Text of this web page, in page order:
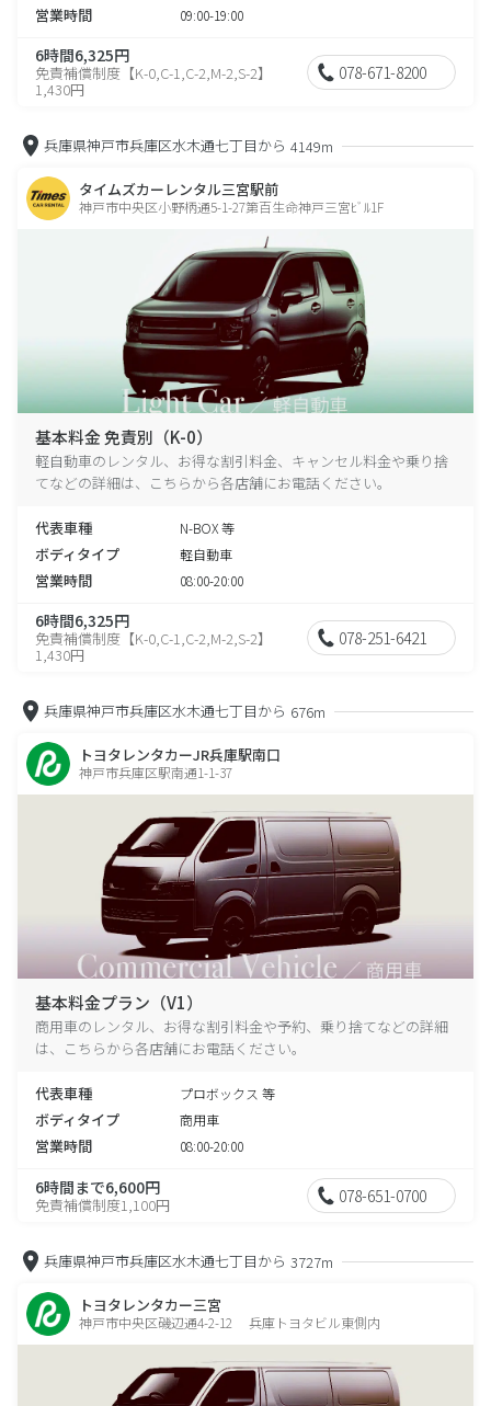
営業時間 09:00-19:00
6時間6,325円
免責補償制度【K-0,C-1,C-2,M-2,S-2】
1,430円
078-671-8200
兵庫県神戸市兵庫区水木通七丁目から 4149m
タイムズカーレンタル三宮駅前
神戸市中央区小野柄通5-1-27第百生命神戸三宮ﾋﾞﾙ1F
基本料金 免責別（K-0）
軽自動車のレンタル、お得な割引料金、キャンセル料金や乗り捨
てなどの詳細は、こちらから各店舗にお電話ください。
代表車種 N-BOX 等
ボディタイプ 軽自動車
営業時間 08:00-20:00
6時間6,325円
免責補償制度【K-0,C-1,C-2,M-2,S-2】
1,430円
078-251-6421
兵庫県神戸市兵庫区水木通七丁目から 676m
トヨタレンタカーJR兵庫駅南口
神戸市兵庫区駅南通1-1-37
基本料金プラン（V1）
商用車のレンタル、お得な割引料金や予約、乗り捨てなどの詳細
は、こちらから各店舗にお電話ください。
代表車種 プロボックス 等
ボディタイプ 商用車
営業時間 08:00-20:00
6時間まで6,600円
免責補償制度1,100円 078-651-0700
兵庫県神戸市兵庫区水木通七丁目から 3727m
トヨタレンタカー三宮
神戸市中央区磯辺通4-2-12 兵庫トヨタビル東側内